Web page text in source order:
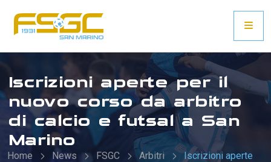
Iscrizioni aperte per il
nuovo corso da arbitro
di calcio e futsal a San
Marino
Home News FSGC Arbitri
Iscrizioni aperte